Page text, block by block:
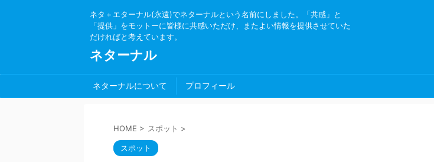
ネタ＋エターナル(永遠)でネターナルという名前にしました。「共感」と
「提供」をモットーに皆様に共感いただけ、またよい情報を提供させていた
だければと考えています。
ネターナル
ネターナルについて プロフィール
HOME > スポット >
スポット